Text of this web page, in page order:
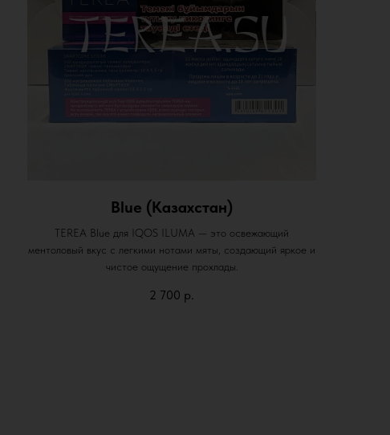
Blue (Казахстан)
TEREA Blue для IQOS ILUMA — это освежающий
ментоловый вкус с легкими нотами мяты, создающий яркое и
чистое ощущение прохлады.
2 700 р.